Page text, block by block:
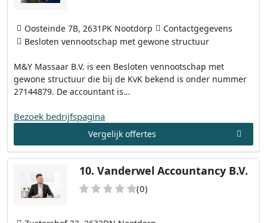
M&Y Massaar B.V. is een Besloten vennootschap met
gewone structuur die bij de KvK bekend is onder nummer
27144879. De accountant is…
Oosteinde 7B, 2631PK Nootdorp
Contactgegevens
Besloten vennootschap met gewone structuur
Bezoek bedrijfspagina
Vergelijk offertes
10. Vanderwel Accountancy B.V.
(0)